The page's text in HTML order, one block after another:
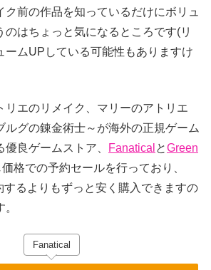
ク前の作品を知っているだけにボリュ
のはちょっと気になるところです(リ
ームUPしている可能性もありますけ
リエのリメイク、マリーのアトリエ
ルグの錬金術士～が海外の正規ゲーム
良ゲームストア、
Fanatical とGreen
格での予約セールを行っており、
するよりもずっと安く購入できますの
Fanatical